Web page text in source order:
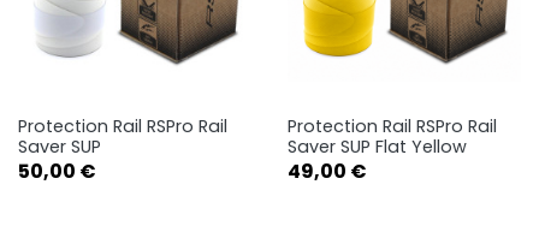
Protection Rail RSPro Rail
Saver SUP
Prix
50,00 €
Protection Rail RSPro Rail
Saver SUP Flat Yellow
Prix
49,00 €